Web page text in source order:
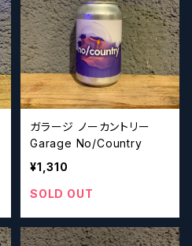
ガラージ ノーカントリー
Garage No/Country
¥1,310
SOLD OUT